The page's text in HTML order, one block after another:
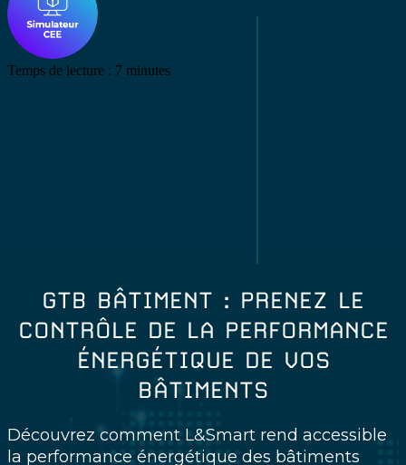
Temps de lecture : 7 minutes
GTB BÂTIMENT : PRENEZ LE
CONTRÔLE DE LA PERFORMANCE
ÉNERGÉTIQUE DE VOS
BÂTIMENTS
Découvrez comment L&Smart rend accessible
la performance énergétique des bâtiments